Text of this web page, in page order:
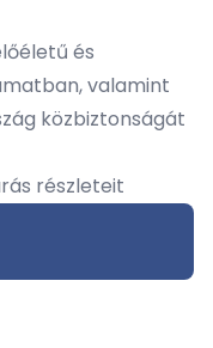
és
valamint
közbiztonságát
részleteit